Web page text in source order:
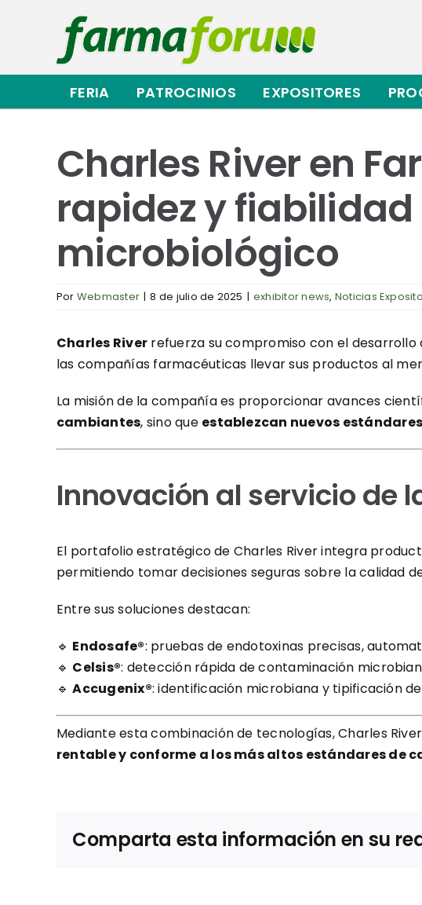
contenido
FERIA PATROCINIOS EXPOSITORES
Charles River en
rapidez y
microbiológico
Por Webmaster | 8 de julio de 2025 | exhibitor news, Noticias
Charles River refuerza su compromiso con el desarrollo
las compañías farmacéuticas llevar sus productos al
La misión de la compañía es proporcionar avances
cambiantes, sino que establezcan nuevos
Innovación al servicio de
El portafolio estratégico de Charles River integra
permitiendo tomar decisiones seguras sobre la calidad
Entre sus soluciones destacan:
🔹 Endosafe®: pruebas de endotoxinas precisas,
🔹 Celsis®: detección rápida de contaminación
🔹Accugenix®: identificación microbiana y tipificación
Mediante esta combinación de tecnologías, Charles
rentable y conforme a los más altos estándares de
Comparta esta información en su